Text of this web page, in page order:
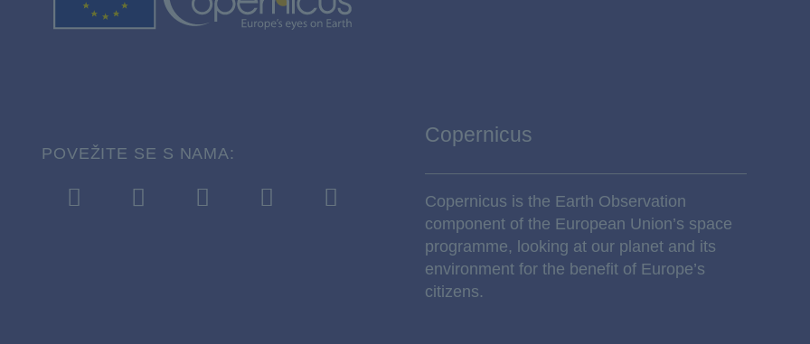
POVEŽITE SE S NAMA:
Copernicus
Copernicus is the Earth Observation
component of the European Union’s space
programme, looking at our planet and its
environment for the benefit of Europe’s
citizens.